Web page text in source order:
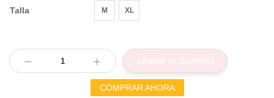
Talla M XL
COMPRAR AHORA